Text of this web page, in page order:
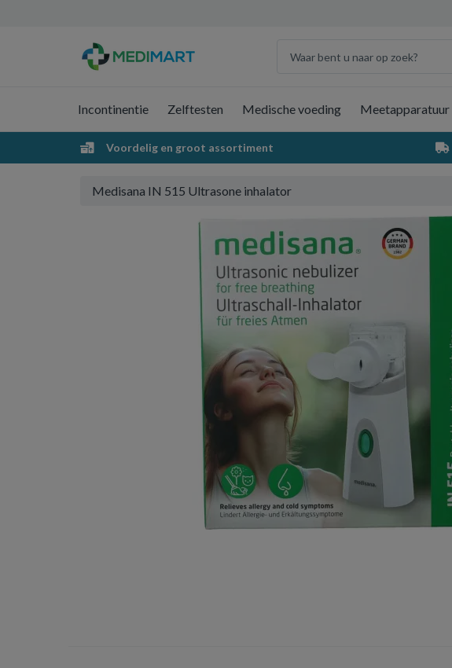
Incontinentie Zelftesten Medische voeding Meetapparatuur
Voordelig en groot assortiment
Medisana IN 515 Ultrasone inhalator